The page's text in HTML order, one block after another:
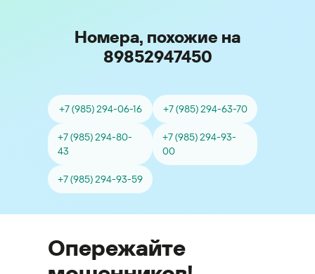
Номера, похожие на
89852947450
+7 (985) 294-06-16 +7 (985) 294-63-70
+7 (985) 294-80-
43
+7 (985) 294-93-
00
+7 (985) 294-93-59
Опережайте